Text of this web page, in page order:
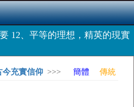
要 12、平等的理想，精英的現實
充實信仰 >>> 簡體 傳統